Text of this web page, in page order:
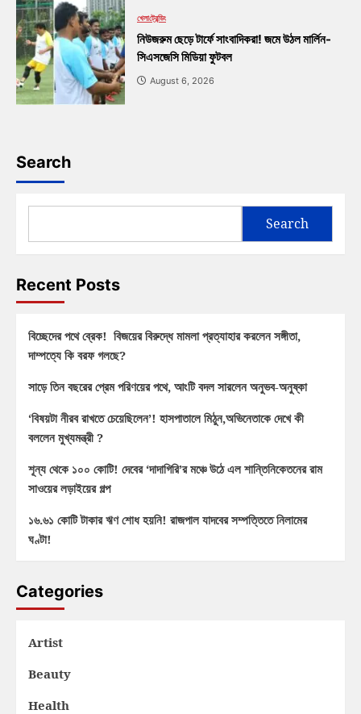
খেলাট্রেন্ডিং
নিউজরুম ছেড়ে টার্ফে সাংবাদিকরা! জমে উঠল মার্লিন-
সিএসজেসি মিডিয়া ফুটবল
August 6, 2026
Search
Search
Recent Posts
বিচ্ছেদের পথে ব্রেক! বিজয়ের বিরুদ্ধে মামলা প্রত্যাহার করলেন সঙ্গীতা,
দাম্পত্যে কি বরফ গলছে?
সাড়ে তিন বছরের প্রেম পরিণয়ের পথে, আংটি বদল সারলেন অনুভব-অনুষ্কা
‘বিষয়টা নীরব রাখতে চেয়েছিলেন’! হাসপাতালে মিঠুন,অভিনেতাকে দেখে কী
বললেন মুখ্যমন্ত্রী ?
শূন্য থেকে ১০০ কোটি! দেবের ‘দাদাগিরি’র মঞ্চে উঠে এল শান্তিনিকেতনের রাম
সাওয়ের লড়াইয়ের গল্প
১৬.৬১ কোটি টাকার ঋণ শোধ হয়নি! রাজপাল যাদবের সম্পত্তিতে নিলামের
ঘণ্টা!
Categories
Artist
Beauty
Health